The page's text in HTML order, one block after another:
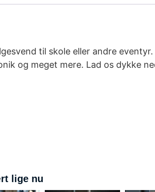
til skole eller andre
og meget mere. Lad os dykke
lige nu